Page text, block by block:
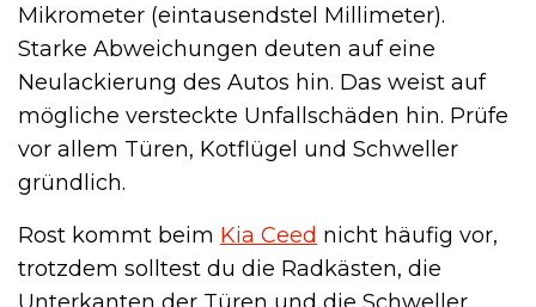
Mikrometer (eintausendstel Millimeter).
Starke Abweichungen deuten auf eine
Neulackierung des Autos hin. Das weist auf
mögliche versteckte Unfallschäden hin. Prüfe
vor allem Türen, Kotflügel und Schweller
gründlich.
Rost kommt beim Kia Ceed nicht häufig vor,
trotzdem solltest du die Radkästen, die